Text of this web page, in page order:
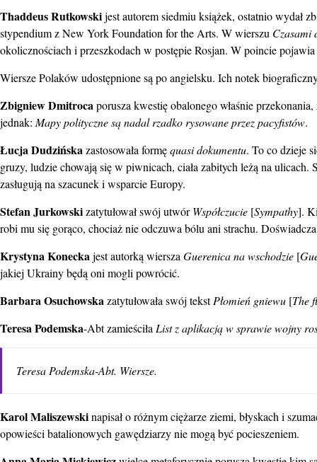
Thaddeus Rutkowskijest autorem siedmiu książek, ostatnio wydał
stypendium z New York Foundation for the Arts. W wierszu Czasami
okolicznościach i przeszkodach w postępie Rosjan. W poincie
Wiersze Polaków udostępnione są po angielsku. Ich notek
Zbigniew Dmitrocaporusza kwestię obalonego właśnie
jednak: Mapy polityczne są nadal rzadko rysowane przez pacyfistów.
Łucja Dudzińskazastosowała formęquasi dokumentu. To co dzieje
gruzy, ludzie chowają się w piwnicach, ciała zabitych leżą na
zasługują na szacunek i wsparcie Europy.
Stefan Jurkowskizatytułował swój utwórWspółczucie [Sympathy].
robi mu się gorąco, chociaż nie odczuwa bólu ani strachu.
Krystyna Koneckajest autorką wiersza Guerenica na wschodzie [
jakiej Ukrainy będą oni mogli powrócić.
Barbara Osuchowskazatytułowała swój tekstPłomień gniewu [The
Teresa Podemska-Abt zamieściła List z aplikacją w sprawie wojny
Teresa Podemska-Abt. Wiersze.
Karol Maliszewskinapisał o różnym ciężarze ziemi, błyskach i
opowieści batalionowych gawędziarzy nie mogą być pocieszeniem.